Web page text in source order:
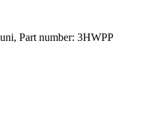
Part number: 3HWPP